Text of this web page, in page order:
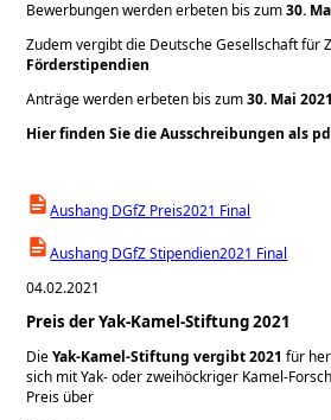
Bewerbungen werden erbeten bis zum30.
Zudem vergibt die Deutsche Gesellschaft für
Förderstipendien
Anträge werden erbeten bis zum30. Mai
Hier finden Sie die Ausschreibungen als
Aushang DGfZ Preis2021 Final
Aushang DGfZ Stipendien2021 Final
04.02.2021
Preis der Yak-Kamel-Stiftung 2021
DieYak-Kamel-Stiftung vergibt 2021 für
sich mit Yak- oder zweihöckriger Kamel-
Preis über